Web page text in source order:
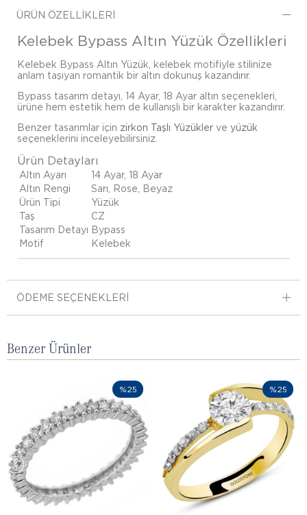
ÜRÜN ÖZELLIKLERI
Kelebek Bypass Altın Yüzük Özellikleri
Kelebek Bypass Altın Yüzük, kelebek motifiyle stilinize
anlam taşıyan romantik bir altın dokunuş kazandırır.
Bypass tasarım detayı, 14 Ayar, 18 Ayar altın seçenekleri,
ürüne hem estetik hem de kullanışlı bir karakter kazandırır.
Benzer tasarımlar için zirkon Taşlı Yüzükler ve yüzük
seçeneklerini inceleyebilirsiniz.
Ürün Detayları
Altın Ayarı
14 Ayar, 18 Ayar
Altın Rengi
Sarı, Rose, Beyaz
Ürün Tipi
Yüzük
Taş
CZ
Tasarım Detayı Bypass
Motif
Kelebek
ÖDEME SEÇENEKLERI
Benzer Ürünler
%25 %25